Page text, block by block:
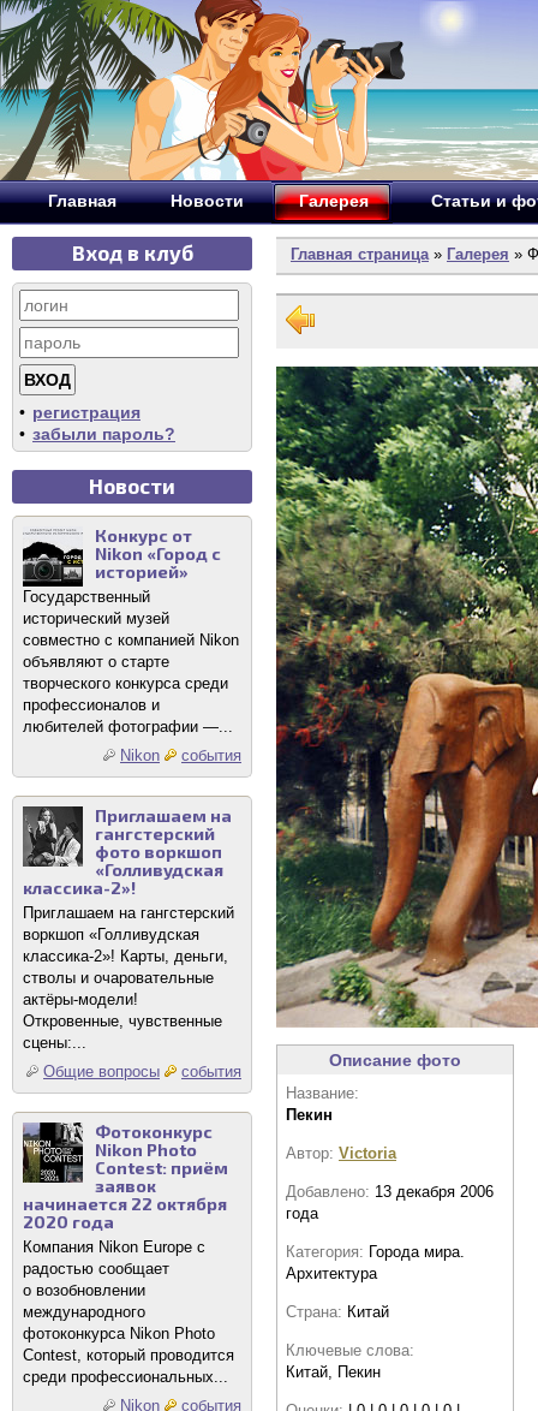
Главная Новости Галерея Статьи и
Вход в клуб
• регистрация
• забыли пароль?
Новости
Конкурс от
Nikon «Город с
историей»
Государственный
исторический музей
совместно с компанией Nikon
объявляют о старте
творческого конкурса среди
профессионалов и
любителей фотографии —...
Nikon
события
Приглашаем на
гангстерский
фото воркшоп
«Голливудская
классика-2»!
Приглашаем на гангстерский
воркшоп «Голливудская
классика-2»! Карты, деньги,
стволы и очаровательные
актёры-модели!
Откровенные, чувственные
сцены:...
Общие вопросы
события
Фотоконкурс
Nikon Photo
Contest: приём
заявок
начинается 22 октября
2020 года
Компания Nikon Europe с
радостью сообщает
о возобновлении
международного
фотоконкурса Nikon Photo
Contest, который проводится
среди профессиональных...
Nikon
события
Главная страница» Галерея »
Описание фото
Название:
Пекин
Автор: Victoria
Добавлено: 13 декабря 2006
года
Категория: Города мира.
Архитектура
Страна: Китай
Ключевые слова:
Китай, Пекин